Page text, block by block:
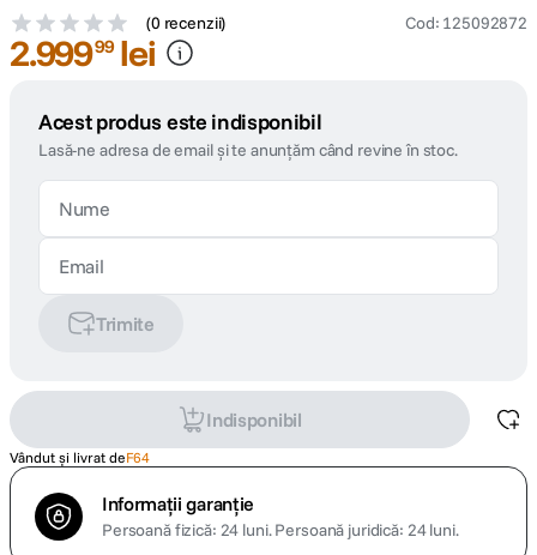
(0 recenzii) Cod: 125092872
2.99999 lei
Acest produs este indisponibil
Lasă-ne adresa de email și te anunțăm când revine în stoc.
Trimite
Indisponibil
Vândut și livrat deF64
Informații garanție
Persoană fizică: 24 luni.Persoană juridică: 24 luni.